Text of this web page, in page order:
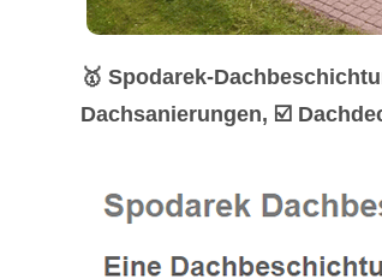
🥇 Spodarek-
Dachsanierungen, ☑️